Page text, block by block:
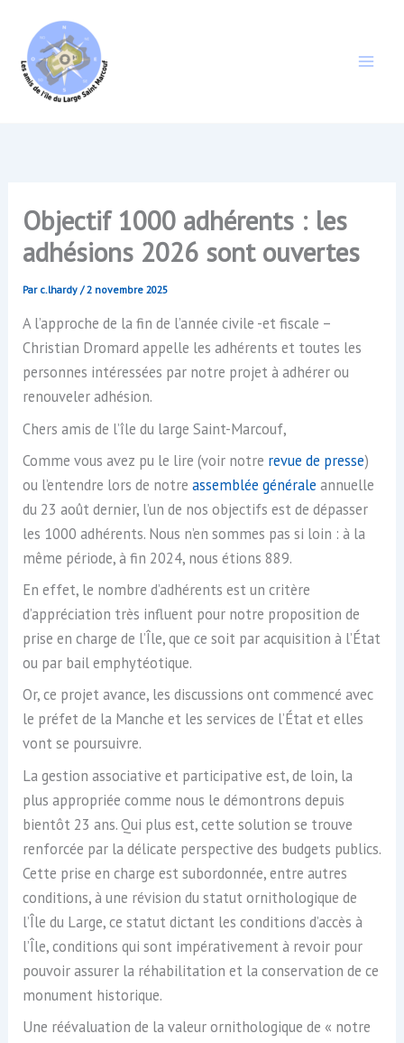
contenu
Objectif 1000 adhérents : les
adhésions 2026 sont ouvertes
Par c.lhardy/2 novembre 2025
A l’approche de la fin de l’année civile -et fiscale –
Christian Dromard appelle les adhérents et toutes les
personnes intéressées par notre projet à adhérer ou
renouveler adhésion.
Chers amis de l’île du large Saint-Marcouf,
Comme vous avez pu le lire (voir notre revue de presse)
ou l’entendre lors de notreassemblée généraleannuelle
du 23 août dernier, l’un de nos objectifs est de dépasser
les 1000 adhérents. Nous n’en sommes pas si loin : à la
même période, à fin 2024, nous étions 889.
En effet, le nombre d’adhérents est un critère
d’appréciation très influent pour notre proposition de
prise en charge de l’Île, que ce soit par acquisition à l’État
ou par bail emphytéotique.
Or, ce projet avance, les discussions ont commencé avec
le préfet de la Manche et les services de l’État et elles
vont se poursuivre.
La gestion associative et participative est, de loin, la
plus appropriée comme nous le démontrons depuis
bientôt 23 ans. Qui plus est, cette solution se trouve
renforcée par la délicate perspective des budgets publics.
Cette prise en charge est subordonnée, entre autres
conditions, à une révision du statut ornithologique de
l’Île du Large, ce statut dictant les conditions d’accès à
l’Île, conditions qui sont impérativement à revoir pour
pouvoir assurer la réhabilitation et la conservation de ce
monument historique.
Une réévaluation de la valeur ornithologique de « notre